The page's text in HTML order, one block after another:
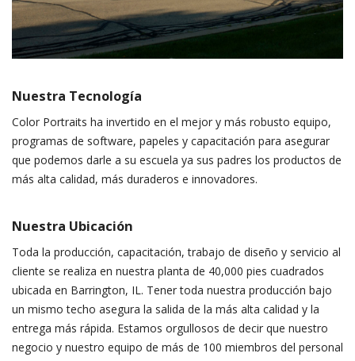
Nuestra Tecnología
Color Portraits ha invertido en el mejor y más robusto equipo,
programas de software, papeles y capacitación para asegurar
que podemos darle a su escuela ya sus padres los productos de
más alta calidad, más duraderos e innovadores.
Nuestra Ubicación
Toda la producción, capacitación, trabajo de diseño y servicio al
cliente se realiza en nuestra planta de 40,000 pies cuadrados
ubicada en Barrington, IL. Tener toda nuestra producción bajo
un mismo techo asegura la salida de la más alta calidad y la
entrega más rápida. Estamos orgullosos de decir que nuestro
negocio y nuestro equipo de más de 100 miembros del personal